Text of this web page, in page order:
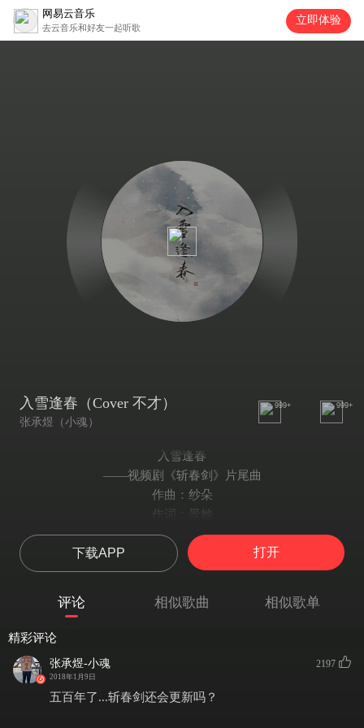
网易云音乐
去云音乐和好友一起听歌
立即体验
入雪逢春（Cover 不才）
张承煜（小魂）
999+ 999+
入雪逢春
——视频剧《斩春剑》片尾曲
作曲：纱朵
作词：景她
编曲：简吟
原唱：不才
翻唱：小魂
海报：阿祚
此生尽 心事无解
下载APP 打开
评论 相似歌曲 相似歌单
精彩评论
张承煜-小魂
2018年1月9日
2197
五百年了...斩春剑还会更新吗？